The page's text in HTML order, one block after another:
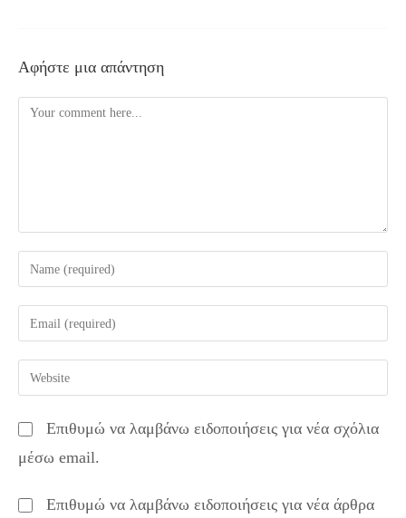
Αφήστε μια απάντηση
Comment
Enter
your
name
comment
Enter
your
email
address
comment
Enter
your
URL
(optional)
Επιθυμώ να λαμβάνω ειδοποιήσεις για νέα σχόλια
μέσω email.
Επιθυμώ να λαμβάνω ειδοποιήσεις για νέα άρθρα